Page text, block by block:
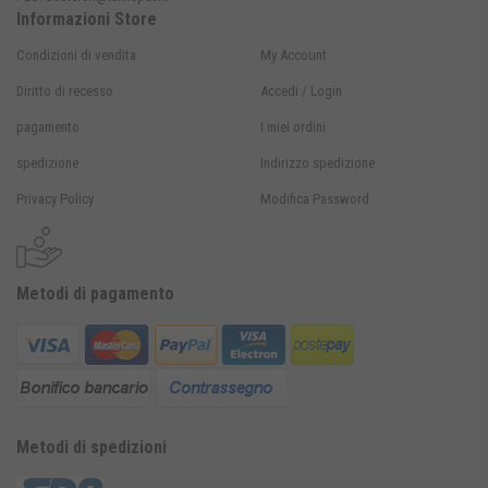
Metodi di pagamento
Metodi di spedizioni
Informazioni Store
Condizioni di vendita
Diritto di recesso
pagamento
spedizione
Privacy Policy
My Account
Accedi / Login
I miei ordini
Indirizzo spedizione
Modifica Password